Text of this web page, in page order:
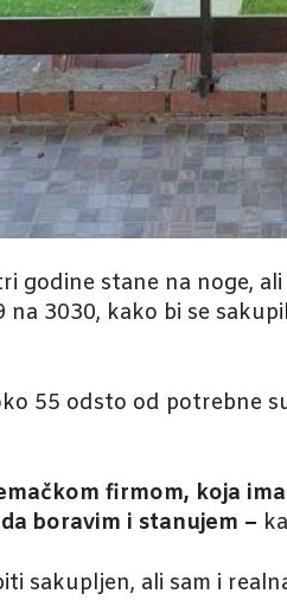
godine stane na noge,
na 3030, kako bi se
55 odsto od potrebne
firmom, koja
boravim i stanujem –
sakupljen, ali sam i